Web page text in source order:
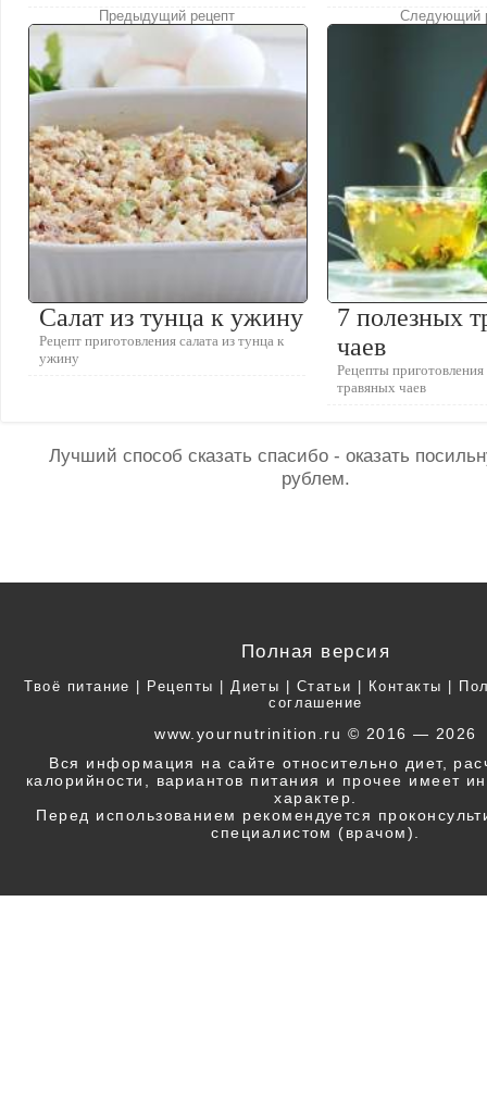
Предыдущий рецепт
Салат из тунца к ужину
Рецепт приготовления салата из тунца к
ужину
Следующий
7 полезных
чаев
Рецепты
травяных чаев
Лучший способ сказать спасибо - оказать
рублем.
Полная версия
Твоё питание | Рецепты | Диеты | Статьи | Контакты |
соглашение
www.yournutrinition.ru © 2016 — 2026
Вся информация на сайте относительно диет,
калорийности, вариантов питания и прочее имеет
характер.
Перед использованием рекомендуется
специалистом (врачом).